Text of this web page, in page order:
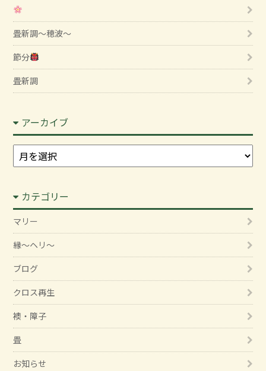
畳新調～穂波～
節分
畳新調
アーカイブ
ア
ー
イ
ブ
カテゴリー
マリー
縁～ヘリ～
ブログ
クロス再生
襖・障子
畳
お知らせ